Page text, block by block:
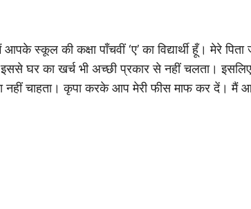
स्कूल की कक्षा पाँचवीं ‘ए’ का विद्यार्थी हूँ। मेरे
घर का खर्च भी अच्छी प्रकार से नहीं चलता।
नहीं चाहता। कृपा करके आप मेरी फीस माफ कर दें। मैं